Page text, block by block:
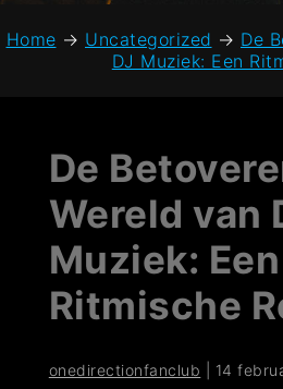
Home → Uncategorized → De
DJ Muziek: Een
De
Wereld van
Muziek: Een
Ritmische
onedirectionfanclub 14